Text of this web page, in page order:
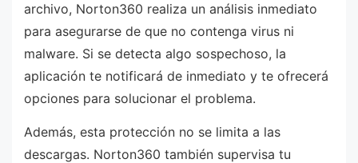
archivo, Norton360 realiza un análisis inmediato
para asegurarse de que no contenga virus ni
malware. Si se detecta algo sospechoso, la
aplicación te notificará de inmediato y te ofrecerá
opciones para solucionar el problema.
Además, esta protección no se limita a las
descargas. Norton360 también supervisa tu